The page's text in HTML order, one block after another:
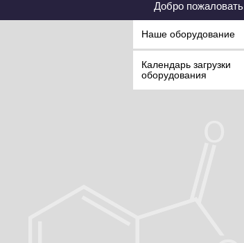
Добро пожаловать
Наше оборудование
Календарь загрузки
оборудования